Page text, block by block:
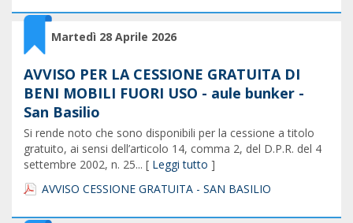
Martedì 28 Aprile 2026
AVVISO PER LA CESSIONE GRATUITA DI
BENI MOBILI FUORI USO - aule bunker -
San Basilio
Si rende noto che sono disponibili per la cessione a titolo
gratuito, ai sensi dell’articolo 14, comma 2, del D.P.R. del 4
settembre 2002, n. 25... [ Leggi tutto ]
AVVISO CESSIONE GRATUITA - SAN BASILIO